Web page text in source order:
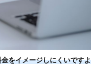
金をイメージしにくいですよ